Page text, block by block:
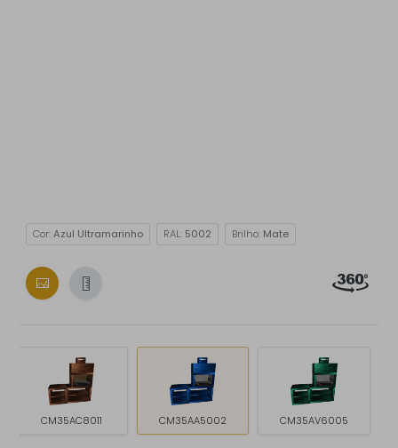
Cor:Azul Ultramarinho RAL: 5002 Brilho: Mate
CM35AC8011 CM35AA5002 CM35AV6005